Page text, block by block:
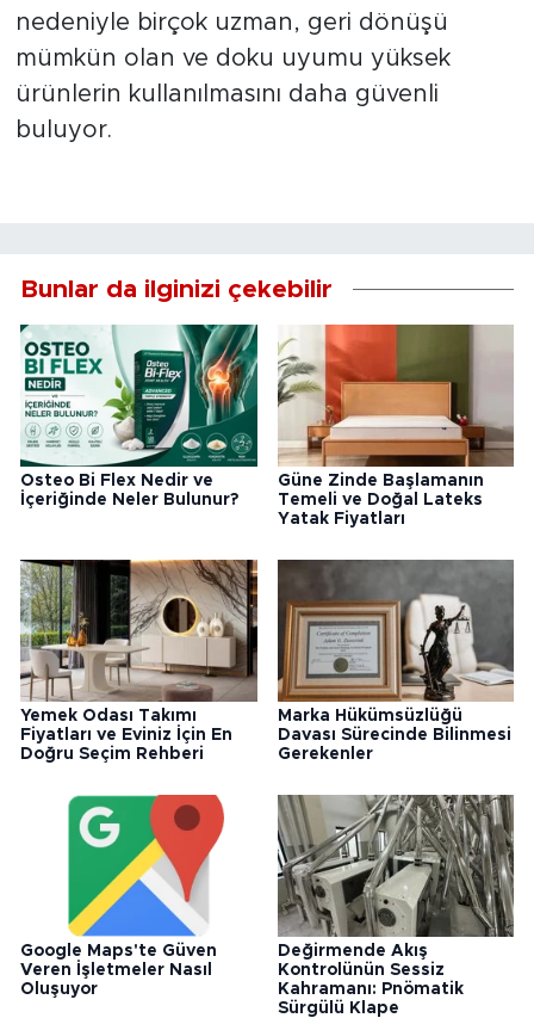
nedeniyle birçok uzman, geri dönüşü
mümkün olan ve doku uyumu yüksek
ürünlerin kullanılmasını daha güvenli
buluyor.
Bunlar da ilginizi çekebilir
Osteo Bi Flex Nedir ve
İçeriğinde Neler Bulunur?
Güne Zinde Başlamanın
Temeli ve Doğal Lateks
Yatak Fiyatları
Yemek Odası Takımı
Fiyatları ve Eviniz İçin En
Doğru Seçim Rehberi
Marka Hükümsüzlüğü
Davası Sürecinde Bilinmesi
Gerekenler
Google Maps'te Güven
Veren İşletmeler Nasıl
Oluşuyor
Değirmende Akış
Kontrolünün Sessiz
Kahramanı: Pnömatik
Sürgülü Klape